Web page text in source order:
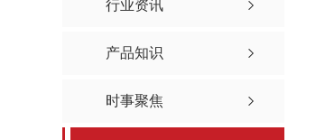
行业资讯
产品知识
时事聚焦